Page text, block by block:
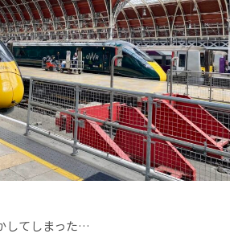
してしまった…